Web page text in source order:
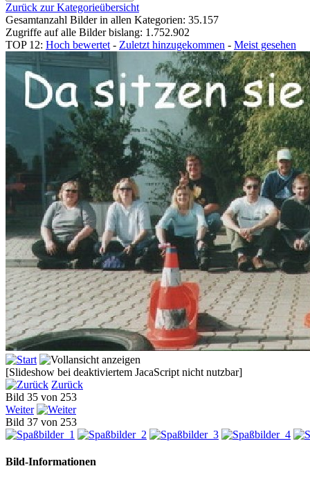
Zurück zur Kategorieübersicht
Gesamtanzahl Bilder in allen Kategorien: 35.157
Zugriffe auf alle Bilder bislang: 1.752.902
TOP 12: Hoch bewertet - Zuletzt hinzugekommen - Meist gesehen
[Slideshow bei deaktiviertem JacaScript nicht nutzbar]
Zurück
Bild 35 von 253
Weiter
Bild 37 von 253
Bild-Informationen